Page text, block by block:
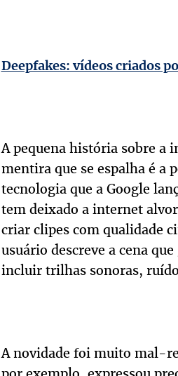
Deepfakes: vídeos criados
A pequena história sobre a
mentira que se espalha é a
tecnologia que a Google
tem deixado a internet
criar clipes com qualidade
usuário descreve a cena
incluir trilhas sonoras,
A novidade foi muito mal-